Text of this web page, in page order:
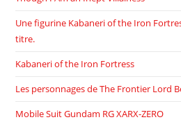
Une figurine Kabaneri of the Iron
titre.
Kabaneri of the Iron Fortress
Les personnages de The Frontier Lord
Mobile Suit Gundam RG XARX-ZERO